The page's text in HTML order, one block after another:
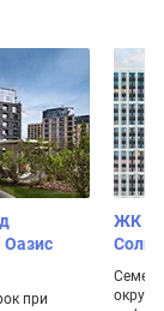
при
ЖК